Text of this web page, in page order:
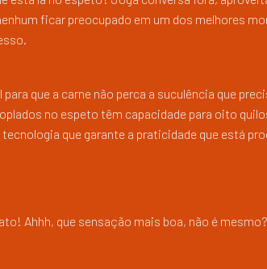
ficar preocupado em um dos melhores
que a carne não perca a suculência que
no espeto têm capacidade para oito
que garante a praticidade que está
Ahhh, que sensação mais boa, não é